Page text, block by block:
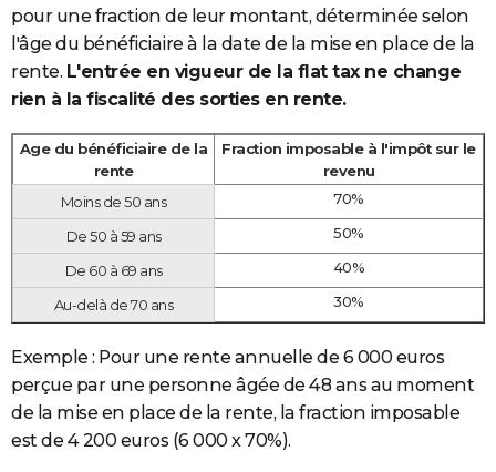
pour une fraction de leur montant, déterminée selon
l'âge du bénéficiaire à la date de la mise en place de la
rente. L'entrée en vigueur de la flat tax ne change
rien à la fiscalité des sorties en rente.
Age du bénéficiaire de la
rente
Fraction imposable à l'impôt sur le
revenu
Moins de 50 ans
70%
De 50 à 59 ans 50%
De 60 à 69 ans 40%
Au-delà de 70 ans 30%
Exemple : Pour une rente annuelle de 6 000 euros
perçue par une personne âgée de 48 ans au moment
de la mise en place de la rente, la fraction imposable
est de 4 200 euros (6 000 x 70%).